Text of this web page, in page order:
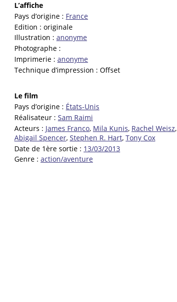
L’affiche
Pays d’origine : France
Edition : originale
Illustration : anonyme
Photographe :
Imprimerie : anonyme
Technique d’impression : Offset
Le film
Pays d’origine : États-Unis
Réalisateur : Sam Raimi
Acteurs : James Franco, Mila Kunis, Rachel Weisz,
Abigail Spencer, Stephen R. Hart, Tony Cox
Date de 1ère sortie : 13/03/2013
Genre : action/aventure